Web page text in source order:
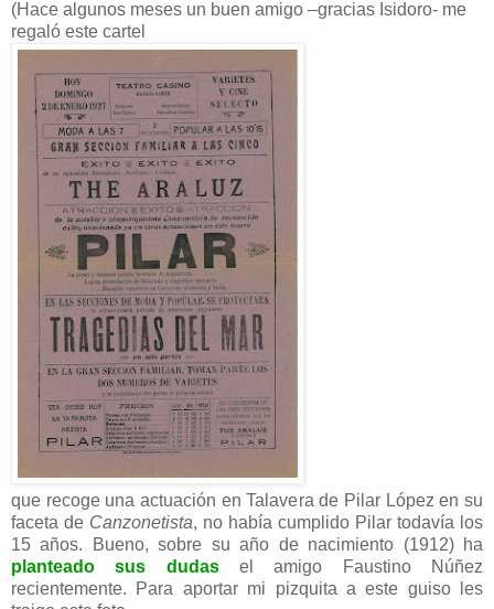
(Hace algunos meses un buen amigo –gracias Isidoro- me
regaló este cartel
que recoge una actuación en Talavera de Pilar López en su
faceta de Canzonetista, no había cumplido Pilar todavía los
15 años. Bueno, sobre su año de nacimiento (1912) ha
planteado sus dudasel amigo Faustino Núñez
recientemente. Para aportar mi pizquita a este guiso les